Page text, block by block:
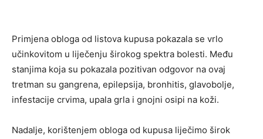
Primjena obloga od listova kupusa pokazala se vrlo
učinkovitom u liječenju širokog spektra bolesti. Među
stanjima koja su pokazala pozitivan odgovor na ovaj
tretman su gangrena, epilepsija, bronhitis, glavobolje,
infestacije crvima, upala grla i gnojni osipi na koži.
Nadalje, korištenjem obloga od kupusa liječimo širok